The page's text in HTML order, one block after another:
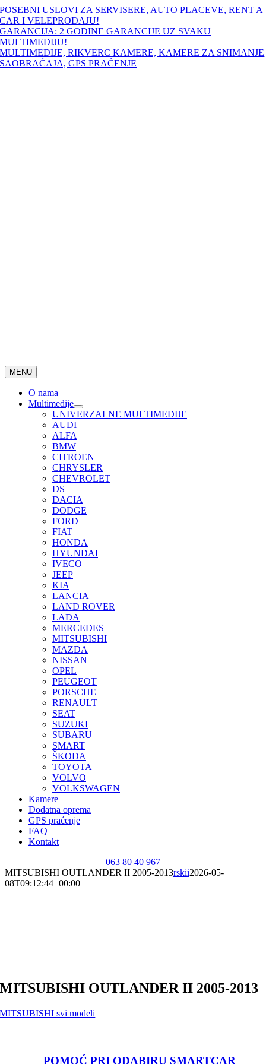
Skip
to
content
POSEBNI USLOVI ZA SERVISERE, AUTO PLACEVE, RENT A
CAR I VELEPRODAJU!
GARANCIJA: 2 GODINE GARANCIJE UZ SVAKU
MULTIMEDIJU!
MULTIMEDIJE, RIKVERC KAMERE, KAMERE ZA SNIMANJE
SAOBRAĆAJA, GPS PRAĆENJE
MENU
O nama
Multimedije
UNIVERZALNE MULTIMEDIJE
AUDI
ALFA
BMW
CITROEN
CHRYSLER
CHEVROLET
DS
DACIA
DODGE
FORD
FIAT
HONDA
HYUNDAI
IVECO
JEEP
KIA
LANCIA
LAND ROVER
LADA
MERCEDES
MITSUBISHI
MAZDA
NISSAN
OPEL
PEUGEOT
PORSCHE
RENAULT
SEAT
SUZUKI
SUBARU
SMART
ŠKODA
TOYOTA
VOLVO
VOLKSWAGEN
Kamere
Dodatna oprema
GPS praćenje
FAQ
Kontakt
063 80 40 967
MITSUBISHI OUTLANDER II 2005-2013rskii2026-05-
08T09:12:44+00:00
MITSUBISHI OUTLANDER II 2005-2013
MITSUBISHI svi modeli
POMOĆ PRI ODABIRU SMARTCAR